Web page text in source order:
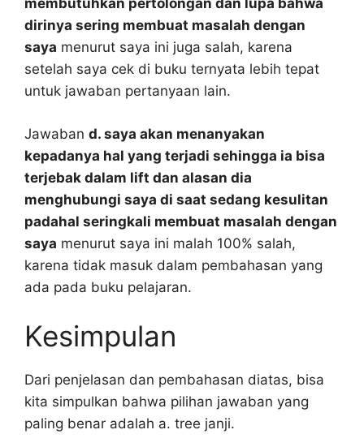
membutuhkan pertolongan dan lupa bahwa
dirinya sering membuat masalah dengan
saya menurut saya ini juga salah, karena
setelah saya cek di buku ternyata lebih tepat
untuk jawaban pertanyaan lain.
Jawaban d. saya akan menanyakan
kepadanya hal yang terjadi sehingga ia bisa
terjebak dalam lift dan alasan dia
menghubungi saya di saat sedang kesulitan
padahal seringkali membuat masalah dengan
saya menurut saya ini malah 100% salah,
karena tidak masuk dalam pembahasan yang
ada pada buku pelajaran.
Kesimpulan
Dari penjelasan dan pembahasan diatas, bisa
kita simpulkan bahwa pilihan jawaban yang
paling benar adalah a. tree janji.